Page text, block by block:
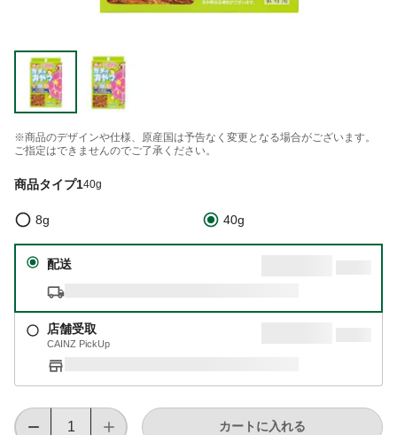
※商品のデザインや仕様、原産国は予告なく変更となる場合がございます。
ご指定はできませんのでご了承ください。
商品タイプ140g
8g 40g
配送
店舗受取
CAINZ PickUp
カートに入れる